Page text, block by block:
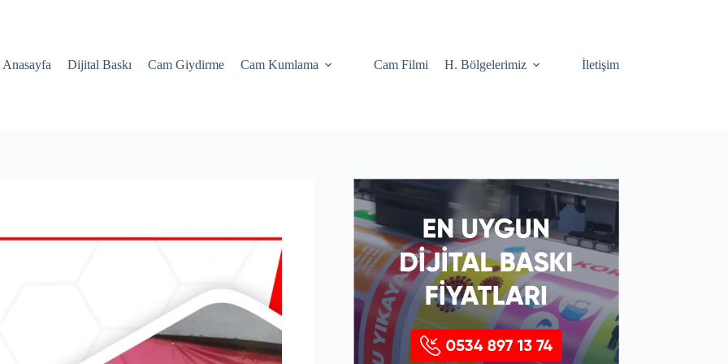
Anasayfa Dijital Baskı Cam Giydirme Cam Kumlama Cam Filmi H. Bölgelerimiz İletişim